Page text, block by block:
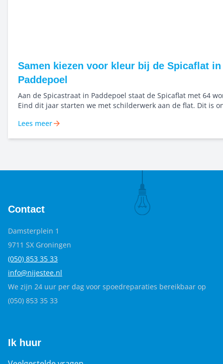
Samen kiezen voor kleur bij de Spicaflat in
Paddepoel
Aan de Spicastraat in Paddepoel staat de Spicaflat met 64
Eind dit jaar starten we met schilderwerk aan de flat. Dit is
werken we vanaf het begin samen met kleuranalist
Lees meer
Contact
Damsterplein 1
9711 SX Groningen
(050) 853 35 33
info@nijestee.nl
We zijn 24 uur per dag voor spoedreparaties bereikbaar op
(050) 853 35 33
Ik huur